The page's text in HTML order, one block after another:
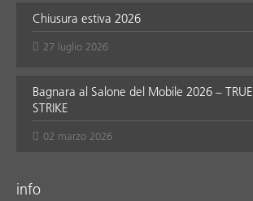
Chiusura estiva 2026
27 luglio 2026
Bagnara al Salone del Mobile 2026 – TRUE
STRIKE
02 marzo 2026
info